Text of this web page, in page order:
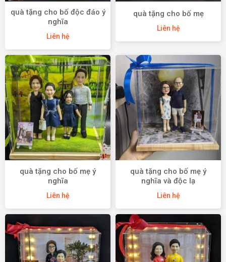
quà tặng cho bố độc đáo ý
nghĩa
Liên hệ
quà tặng cho bố mẹ
Liên hệ
quà tặng cho bố mẹ ý
nghĩa
Liên hệ
quà tặng cho bố mẹ ý
nghĩa và độc lạ
Liên hệ